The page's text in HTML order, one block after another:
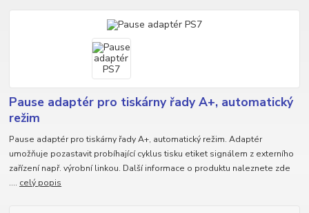
Pause adaptér pro tiskárny řady A+, automatický
režim
Pause adaptér pro tiskárny řady A+, automatický režim. Adaptér
umožňuje pozastavit probíhající cyklus tisku etiket signálem z externího
zařízení např. výrobní linkou. Další informace o produktu naleznete zde
.... celý popis